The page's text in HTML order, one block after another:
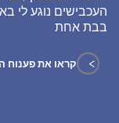
העכבישים נוגע לי
בבת אחת
> קראו את פענוח